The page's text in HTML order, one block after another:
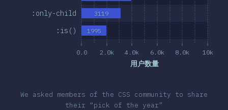
0.0 2.0k 4.0k 6.0k 8.0k 10k
用户数量
:is()
:only-child
1995
3119
We asked members of the CSS community to share
their “pick of the year”